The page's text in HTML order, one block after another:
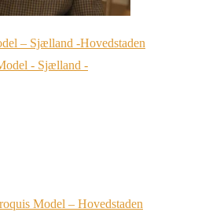
– Sjælland -Hovedstaden
Model – Hovedstaden